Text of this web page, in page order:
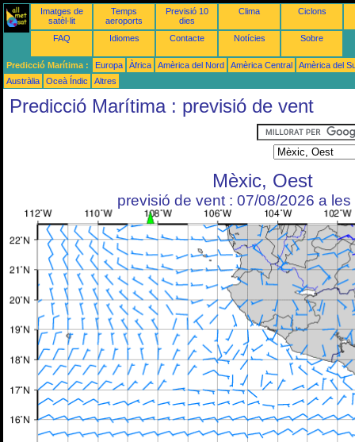
Imatges de
satèl·lit
Temps
aeroports
Previsió 10
dies
Clima Ciclons
FAQ Idiomes Contacte Notícies Sobre
Predicció Marítima : Europa Àfrica Amèrica del Nord Amèrica Central
Amèrica del
Austràlia
Oceà Índic Altres
Predicció Marítima : previsió de vent
Mèxic, Oest
previsió de vent : 07/08/2026 a les